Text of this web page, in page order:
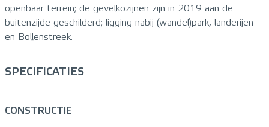
openbaar terrein; de gevelkozijnen zijn in 2019 aan de
buitenzijde geschilderd; ligging nabij (wandel)park, landerijen
en Bollenstreek.
SPECIFICATIES
CONSTRUCTIE